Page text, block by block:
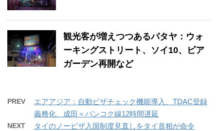
観光客が増えつつあるパタヤ：ウォ
ーキングストリート、ソイ10、ビア
ガーデン再開など
PREV
エアアジア：自動ビザチェック機能導入、TDAC登録
義務化、成田＝バンコク線12時間遅延
NEXT タイのノービザ入国制度見直しをタイ首相が命令